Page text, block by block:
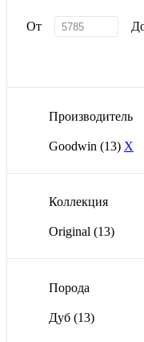
От
Производитель
Goodwin (13) X
Коллекция
Original (13)
Порода
Дуб (13)